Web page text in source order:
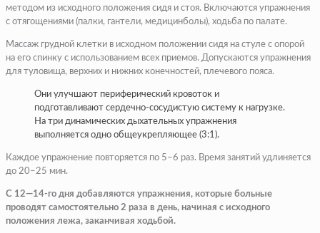
методом из исходного положения сидя и стоя. Включаются упражнения
с отягощениями (палки, гантели, медицинболы), ходьба по палате.
Массаж грудной клетки в исходном положении сидя на стуле с опорой
на его спинку с использованием всех приемов. Допускаются упражнения
для туловища, верхних и нижних конечностей, плечевого пояса.
Они улучшают периферический кровоток и
подготавливают сердечно-сосудистую систему к нагрузке.
На три динамических дыхательных упражнения
выполняется одно общеукрепляющее (3:1).
Каждое упражнение повторяется по 5–6 раз. Время занятий удлиняется
до 20–25 мин.
С 12—14-го дня добавляются упражнения, которые больные
проводят самостоятельно 2 раза в день, начиная с исходного
положения лежа, заканчивая ходьбой.